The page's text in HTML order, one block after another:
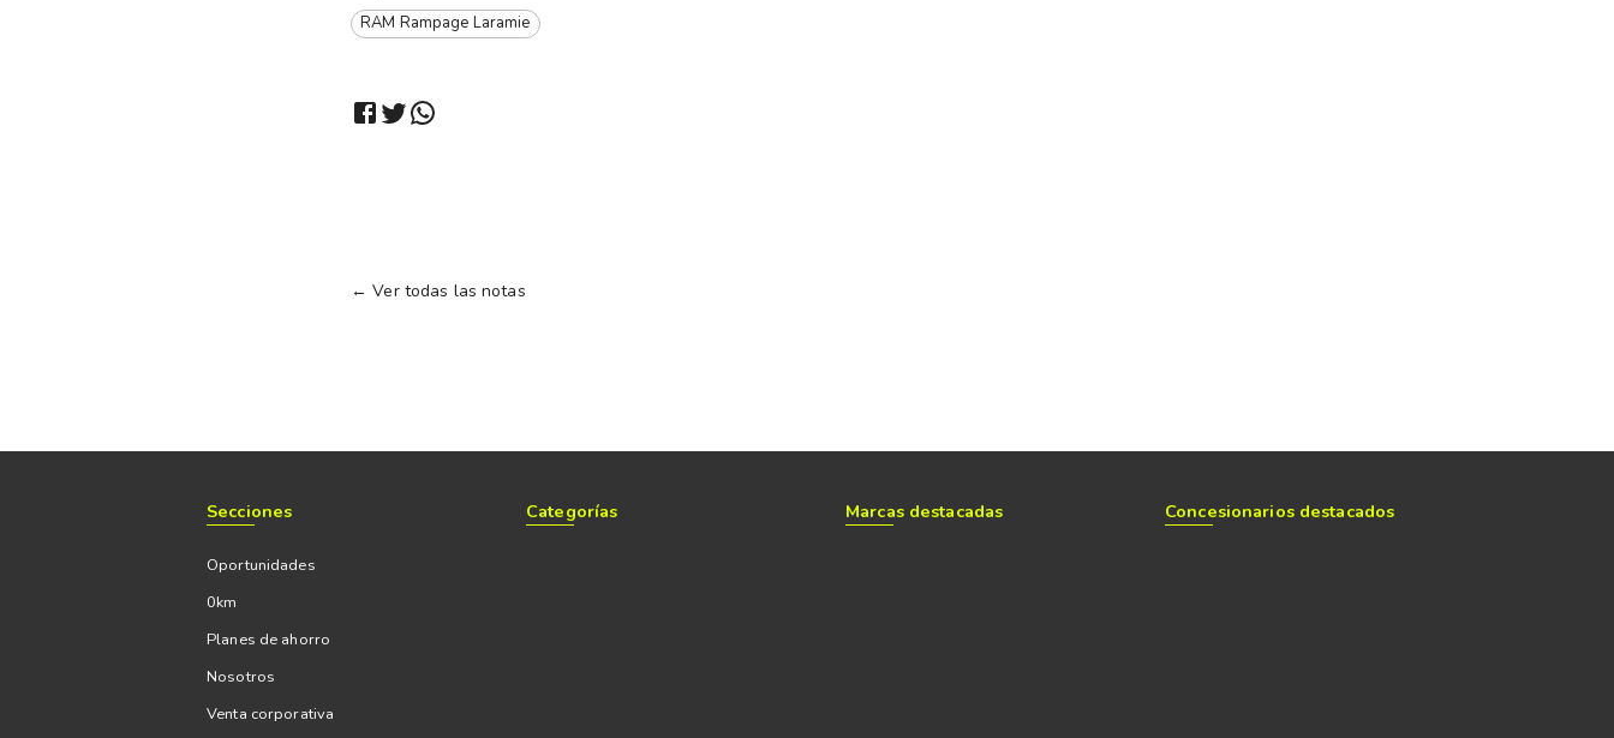
RAM Rampage Laramie
← Ver todas las notas
Secciones
Oportunidades
0km
Planes de ahorro
Nosotros
Venta corporativa
Categorías Marcas destacadas Concesionarios destacados